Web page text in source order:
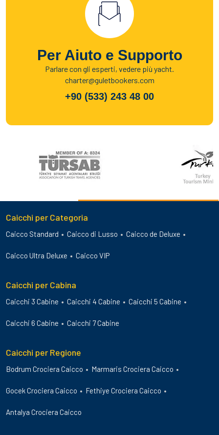
Per Aiuto e Supporto
Parlare con gli esperti, vedere più yacht.
charter@guletbookers.com
+90 (533) 243 48 00
Caicchi per Categoria
Caicco Standard Caicco di Lusso Caicco de Deluxe
Caicco Ultra Deluxe Caicco VIP
Caicchi per Cabina
Caicchi 3 Cabine Caicchi 4 Cabine Caicchi 5 Cabine
Caicchi 6 Cabine Caicchi 7 Cabine
Caicchi per Regione
Bodrum Crociera Caicco Marmaris Crociera Caicco
Gocek Crociera Caicco Fethiye Crociera Caicco
Antalya Crociera Caicco